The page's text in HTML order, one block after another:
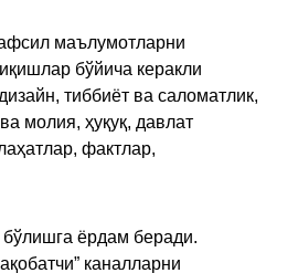
маълумотларни
бўйича керакли
тиббиёт ва саломатлик,
молия, ҳуқуқ, давлат
фактлар,
бўлишга ёрдам беради.
каналларни